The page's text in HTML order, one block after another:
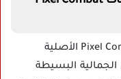
تتميز لعبة Pixel Combat الأصلية
البسيطة